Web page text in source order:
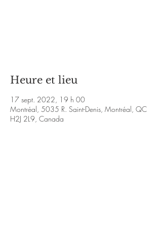
Heure et lieu
17 sept. 2022, 19 h 00
Montréal, 5035 R. Saint-Denis, Montréal, QC
H2J 2L9, Canada